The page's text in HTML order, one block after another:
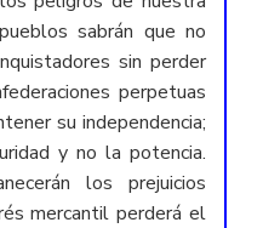
sabrán que no
sin perder
perpetuas
su independencia;
y no la potencia.
los prejuicios
mercantil perderá el